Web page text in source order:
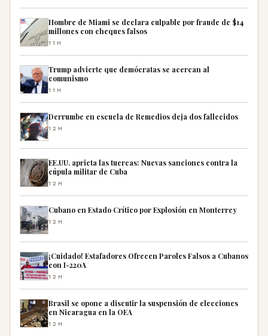
Hombre de Miami se declara culpable por fraude de $14
millones con cheques falsos
11H
Trump advierte que demócratas se acercan al
comunismo
11H
Derrumbe en escuela de Remedios deja dos fallecidos
12H
EE.UU. aprieta las tuercas: Nuevas sanciones contra la
cúpula militar de Cuba
12H
Cubano en Estado Crítico por Explosión en Monterrey
12H
¡Cuidado! Estafadores Ofrecen Paroles Falsos a Cubanos
con I-220A
12H
Brasil se opone a discutir la suspensión de elecciones
en Nicaragua en la OEA
12H